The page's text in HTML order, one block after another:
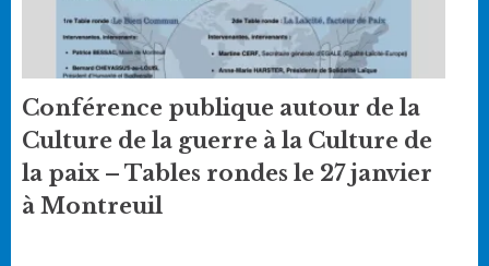
Conférence publique autour de la
Culture de la guerre à la Culture de
la paix – Tables rondes le 27 janvier
à Montreuil